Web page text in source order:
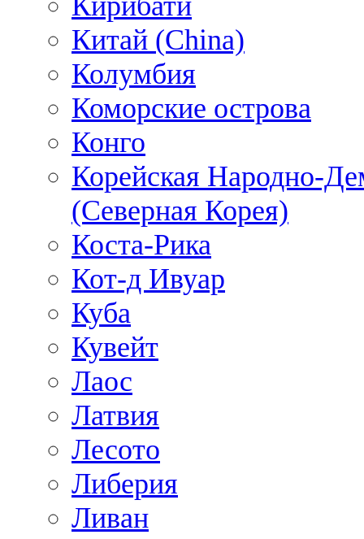
Китай (China)
Колумбия
Коморские острова
Конго
Корейская Народно-
(Северная Корея)
Коста-Рика
Кот-д Ивуар
Куба
Кувейт
Лаос
Латвия
Лесото
Либерия
Ливан